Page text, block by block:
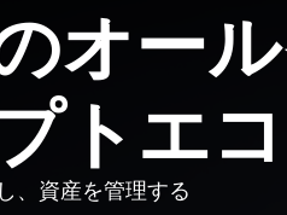
オー
トエ
、資産を管理する